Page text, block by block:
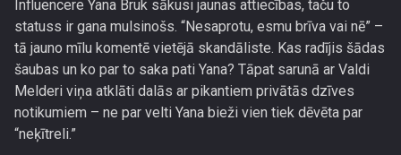
Influencere Yana Bruk sākusi jaunas attiecības, taču to
statuss ir gana mulsinošs. “Nesaprotu, esmu brīva vai nē” –
tā jauno mīlu komentē vietējā skandāliste. Kas radījis šādas
šaubas un ko par to saka pati Yana? Tāpat sarunā ar Valdi
Melderi viņa atklāti dalās ar pikantiem privātās dzīves
notikumiem – ne par velti Yana bieži vien tiek dēvēta par
“neķītreli.”